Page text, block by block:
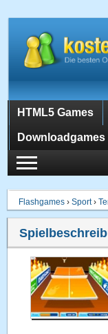
HTML5 Games
Downloadgames
Flashgames ›Sport›